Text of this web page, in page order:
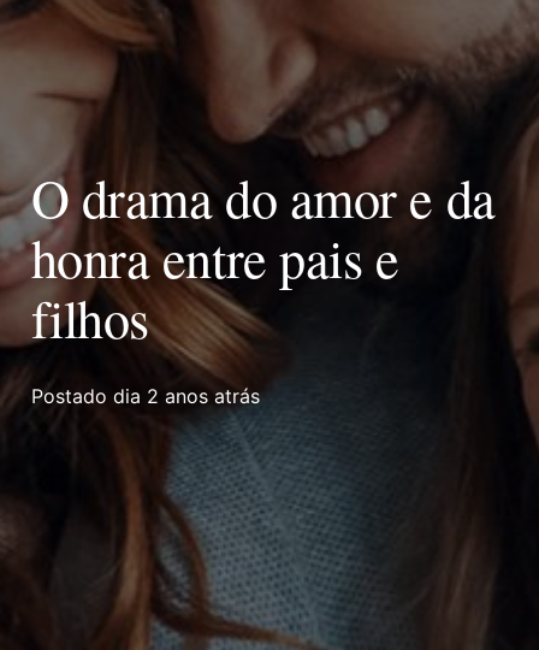
O drama do amor e da
honra entre pais e
filhos
Postado dia 2 anos atrás